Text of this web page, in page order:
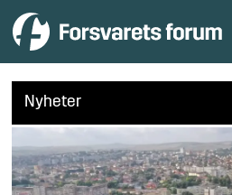
Nyheter